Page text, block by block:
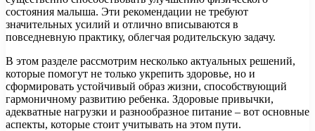
состояния малыша. Эти рекомендации не требуют
значительных усилий и отлично вписываются в
повседневную практику, облегчая родительскую задачу.
В этом разделе рассмотрим несколько актуальных решений,
которые помогут не только укрепить здоровье, но и
сформировать устойчивый образ жизни, способствующий
гармоничному развитию ребенка. Здоровые привычки,
адекватные нагрузки и разнообразное питание – вот основные
аспекты, которые стоит учитывать на этом пути.